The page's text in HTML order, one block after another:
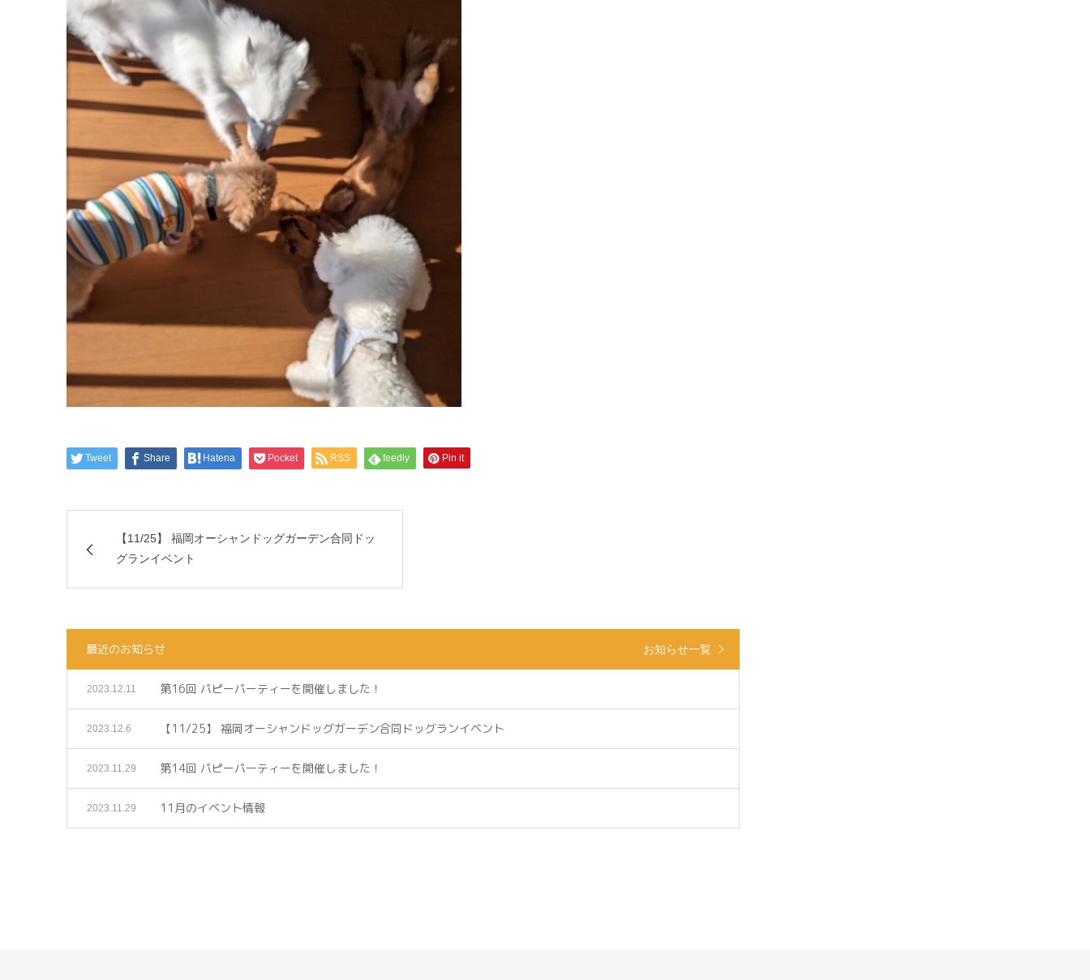
Tweet Share Hatena Pocket RSS feedly Pin it
【11/25】 福岡オーシャンドッグガーデン合同ドッ
グランイベント
最近のお知らせ お知らせ一覧
第16回 パピーパーティーを開催しました！
2023.12.11
【11/25】 福岡オーシャンドッグガーデン合同ドッグランイベント
2023.12.6
第14回 パピーパーティーを開催しました！
2023.11.29
11月のイベント情報
2023.11.29